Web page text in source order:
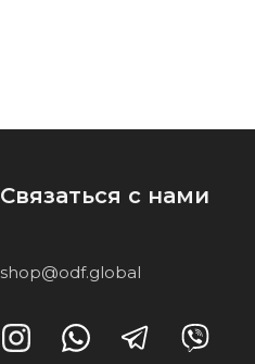
Связаться с нами
shop@odf.global